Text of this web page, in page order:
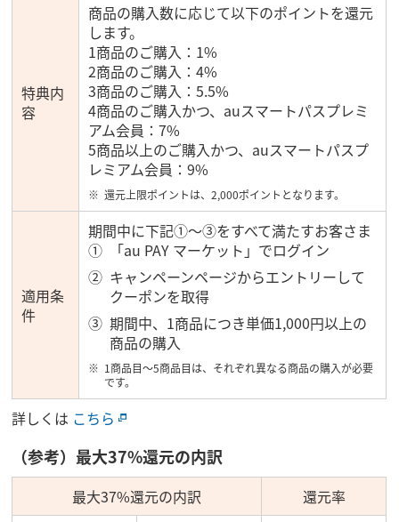
特典内
容
商品の購入数に応じて以下のポイントを還元
します。
1商品のご購入：1%
2商品のご購入：4%
3商品のご購入：5.5%
4商品のご購入かつ、auスマートパスプレミ
アム会員：7%
5商品以上のご購入かつ、auスマートパスプ
レミアム会員：9%
還元上限ポイントは、2,000ポイントとなります。
適用条
件
期間中に下記①～③をすべて満たすお客さま
「au PAY マーケット」でログイン
キャンペーンページからエントリーして
クーポンを取得
期間中、1商品につき単価1,000円以上の
商品の購入
1商品目～5商品目は、それぞれ異なる商品の購入が必要
です。
詳しくは こちら
（参考）最大37%還元の内訳
最大37%還元の内訳 還元率